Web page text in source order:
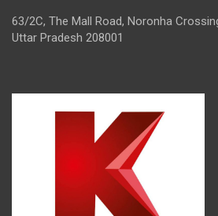
63/2C, The Mall Road, Noronha
Uttar Pradesh 208001